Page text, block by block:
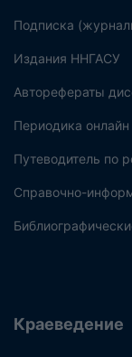
Подписка
Издания ННГАСУ
Авторефераты
Периодика онлайн
Путеводитель по
Справочно-
Краеведение